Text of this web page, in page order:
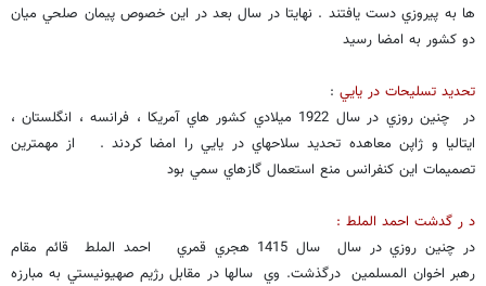
ها به پيروزي دست يافتند . نهايتا در سال بعد در اين خصوص پيمان صلحي ميان
دو كشور به امضا رسيد
تحديد تسليحات در يايي :
در چنين روزي در سال 1922 ميلادي كشور هاي آمريكا ، فرانسه ، انگلستان ،
ايتاليا و ژاپن معاهده تحديد سلاحهاي در يايي را امضا كردند . از مهمترين
تصميمات اين كنفرانس منع استعمال گازهاي سمي بود
د ر گدشت احمد الملط :
در چنين روزي در سال سال 1415 هجري قمري احمد الملط قائم مقام
رهبر اخوان المسلمين درگذشت. وي سالها در مقابل رژيم صهيونيستي به مبارزه